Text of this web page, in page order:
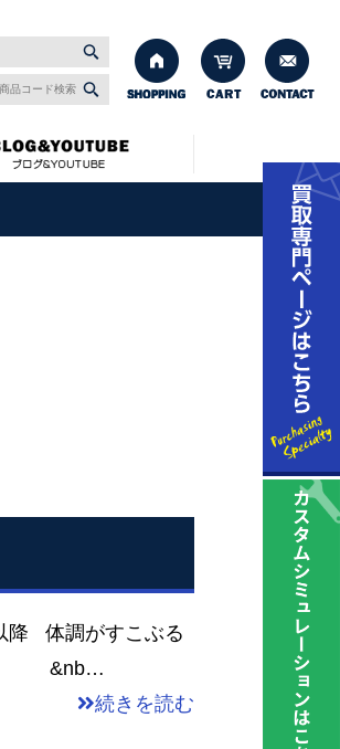
降 体調がすこぶる
。 &nb…
続きを読む